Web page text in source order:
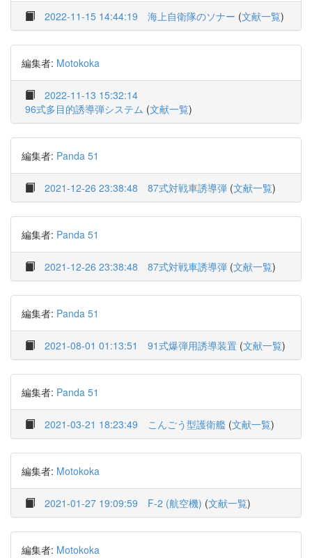
2022-11-15 14:44:19 海上自衛隊のソナー (文献一覧)
編集者: Motokoka
2022-11-13 15:32:14
96式多目的誘導弾システム (文献一覧)
編集者: Panda 51
2021-12-26 23:38:48 87式対戦車誘導弾 (文献一覧)
編集者: Panda 51
2021-12-26 23:38:48 87式対戦車誘導弾 (文献一覧)
編集者: Panda 51
2021-08-01 01:13:51 91式爆弾用誘導装置 (文献一覧)
編集者: Panda 51
2021-03-21 18:23:49 こんごう型護衛艦 (文献一覧)
編集者: Motokoka
2021-01-27 19:09:59 F-2 (航空機) (文献一覧)
編集者: Motokoka